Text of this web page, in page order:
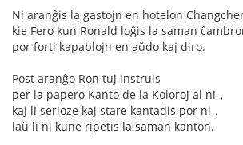
Ni aranĝis la gastojn en hotelon
kie Fero kun Ronald loĝis la saman
por forti kapablojn en aŭdo kaj diro.
Post aranĝo Ron tuj instruis
per la papero Kanto de la Koloroj al ni，
kaj li serioze kaj stare kantadis por ni，
laŭ li ni kune ripetis la saman kanton.